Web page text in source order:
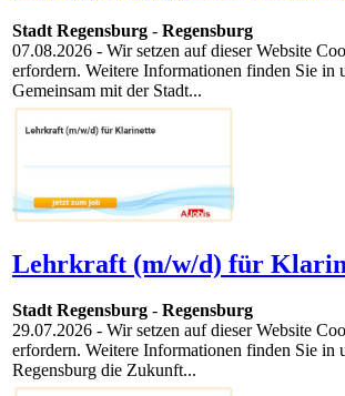
Stadt Regensburg - Regensburg
07.08.2026 - Wir setzen auf dieser Website
erfordern. Weitere Informationen finden Sie in
Gemeinsam mit der Stadt...
Lehrkraft (m/w/d) für
Stadt Regensburg - Regensburg
29.07.2026 - Wir setzen auf dieser Website
erfordern. Weitere Informationen finden Sie
Regensburg die Zukunft...